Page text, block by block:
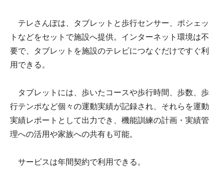
テレさんぽは、タブレットと歩行センサー、ポシェッ
トなどをセットで施設へ提供。インターネット環境は不
要で、タブレットを施設のテレビにつなぐだけですぐ利
用できる。
タブレットには、歩いたコースや歩行時間、歩数、歩
行テンポなど個々の運動実績が記録され、それらを運動
実績レポートとして出力でき、機能訓練の計画・実績管
理への活用や家族への共有も可能。
サービスは年間契約で利用できる。